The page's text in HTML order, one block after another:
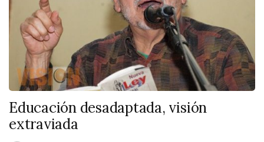
Educación desadaptada, visión
extraviada